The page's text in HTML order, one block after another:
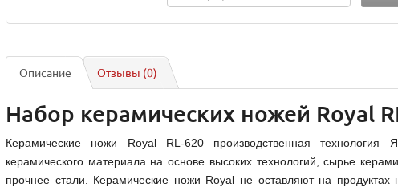
Описание Отзывы (0)
Набор керамических ножей Royal
Керамические ножи Royal RL-620 производственная
керамического материала на основе высоких технологий, сырье
прочнее стали. Керамические ножи Royal не оставляют на продуктах